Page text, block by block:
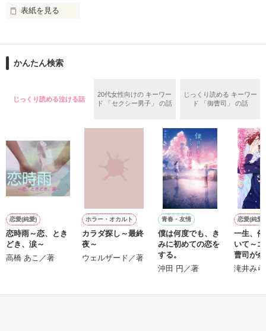
2026.6.5～2026.7.25
＊以前、公開していた話の改稿版です＊
表紙を見る
ションの企画戦略室で働いている。
めた、同期で恋人の石垣守（26）がいるのだが、後輩の姫原由
守と由羅から『便利屋雛子』と馬鹿にされ、一人こっそり泣い
鷹哉『宜しくな、俺の雛子』🦅
雛子『俺の……ひぃ、雛子？！！！』🐥
シゴデキで冷徹な上司が見せる素顔は、なぜか想像以上に甘く
※表紙も作中使用の画像も全てフリー素材です。
※執筆期間2026.6.3〜7.20完結です。
※他サイトさんにて恋愛トレンド1位でした〜良かったら読ん
かんたん検索
じっくり読める泣ける話
20代女性向けの キーワー
ド 「セクシー男子」 の話
じっくり読める キーワー
ド 「御曹司」 の話
恋愛(純愛)
恋時雨～恋、とき
どき、涙～
高橋 あこ／著
ホラー・オカルト
カラダ探し～最終
夜～
ウェルザード／著
青春・友情
僕は何度でも、き
みに初めての恋を
する。
沖田 円／著
恋愛(純愛)
一生、
いて～
曹司が
れた幼
滝井み